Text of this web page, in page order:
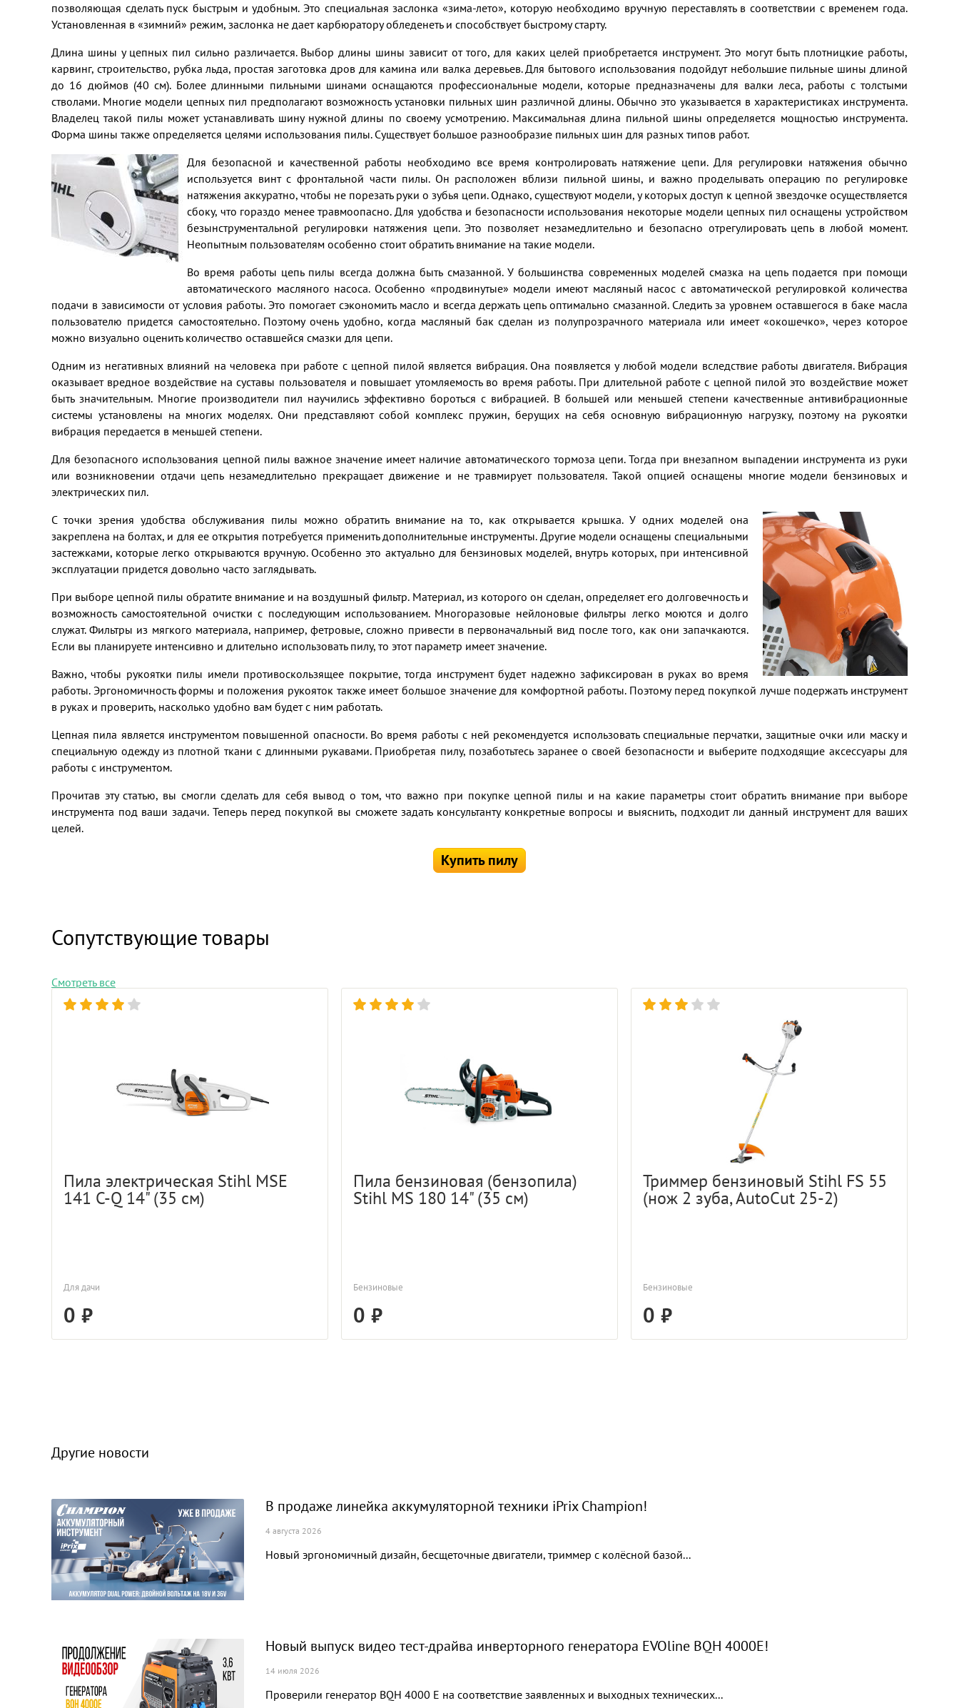
позволяющая сделать пуск быстрым и удобным. Это специальная заслонка «зима-лето», которую необходимо вручную переставлять в соответствии с временем года.
Установленная в «зимний» режим, заслонка не дает карбюратору обледенеть и способствует быстрому старту.
Длина шины у цепных пил сильно различается. Выбор длины шины зависит от того, для каких целей приобретается инструмент. Это могут быть плотницкие работы,
карвинг, строительство, рубка льда, простая заготовка дров для камина или валка деревьев. Для бытового использования подойдут небольшие пильные шины длиной
до 16 дюймов (40 см). Более длинными пильными шинами оснащаются профессиональные модели, которые предназначены для валки леса, работы с толстыми
стволами. Многие модели цепных пил предполагают возможность установки пильных шин различной длины. Обычно это указывается в характеристиках инструмента.
Владелец такой пилы может устанавливать шину нужной длины по своему усмотрению. Максимальная длина пильной шины определяется мощностью инструмента.
Форма шины также определяется целями использования пилы. Существует большое разнообразие пильных шин для разных типов работ.
Для безопасной и качественной работы необходимо все время контролировать натяжение цепи. Для регулировки натяжения обычно
используется винт с фронтальной части пилы. Он расположен вблизи пильной шины, и важно проделывать операцию по регулировке
натяжения аккуратно, чтобы не порезать руки о зубья цепи. Однако, существуют модели, у которых доступ к цепной звездочке осуществляется
сбоку, что гораздо менее травмоопасно. Для удобства и безопасности использования некоторые модели цепных пил оснащены устройством
безынструментальной регулировки натяжения цепи. Это позволяет незамедлительно и безопасно отрегулировать цепь в любой момент.
Неопытным пользователям особенно стоит обратить внимание на такие модели.
Во время работы цепь пилы всегда должна быть смазанной. У большинства современных моделей смазка на цепь подается при помощи
автоматического масляного насоса. Особенно «продвинутые» модели имеют масляный насос с автоматической регулировкой количества
подачи в зависимости от условия работы. Это помогает сэкономить масло и всегда держать цепь оптимально смазанной. Следить за уровнем оставшегося в баке масла
пользователю придется самостоятельно. Поэтому очень удобно, когда масляный бак сделан из полупрозрачного материала или имеет «окошечко», через которое
можно визуально оценить количество оставшейся смазки для цепи.
Одним из негативных влияний на человека при работе с цепной пилой является вибрация. Она появляется у любой модели вследствие работы двигателя. Вибрация
оказывает вредное воздействие на суставы пользователя и повышает утомляемость во время работы. При длительной работе с цепной пилой это воздействие может
быть значительным. Многие производители пил научились эффективно бороться с вибрацией. В большей или меньшей степени качественные антивибрационные
системы установлены на многих моделях. Они представляют собой комплекс пружин, берущих на себя основную вибрационную нагрузку, поэтому на рукоятки
вибрация передается в меньшей степени.
Для безопасного использования цепной пилы важное значение имеет наличие автоматического тормоза цепи. Тогда при внезапном выпадении инструмента из руки
или возникновении отдачи цепь незамедлительно прекращает движение и не травмирует пользователя. Такой опцией оснащены многие модели бензиновых и
электрических пил.
С точки зрения удобства обслуживания пилы можно обратить внимание на то, как открывается крышка. У одних моделей она
закреплена на болтах, и для ее открытия потребуется применить дополнительные инструменты. Другие модели оснащены специальными
застежками, которые легко открываются вручную. Особенно это актуально для бензиновых моделей, внутрь которых, при интенсивной
эксплуатации придется довольно часто заглядывать.
При выборе цепной пилы обратите внимание и на воздушный фильтр. Материал, из которого он сделан, определяет его долговечность и
возможность самостоятельной очистки с последующим использованием. Многоразовые нейлоновые фильтры легко моются и долго
служат. Фильтры из мягкого материала, например, фетровые, сложно привести в первоначальный вид после того, как они запачкаются.
Если вы планируете интенсивно и длительно использовать пилу, то этот параметр имеет значение.
Важно, чтобы рукоятки пилы имели противоскользящее покрытие, тогда инструмент будет надежно зафиксирован в руках во время
работы. Эргономичность формы и положения рукояток также имеет большое значение для комфортной работы. Поэтому перед покупкой лучше подержать инструмент
в руках и проверить, насколько удобно вам будет с ним работать.
Цепная пила является инструментом повышенной опасности. Во время работы с ней рекомендуется использовать специальные перчатки, защитные очки или маску и
специальную одежду из плотной ткани с длинными рукавами. Приобретая пилу, позаботьтесь заранее о своей безопасности и выберите подходящие аксессуары для
работы с инструментом.
Прочитав эту статью, вы смогли сделать для себя вывод о том, что важно при покупке цепной пилы и на какие параметры стоит обратить внимание при выборе
инструмента под ваши задачи. Теперь перед покупкой вы сможете задать консультанту конкретные вопросы и выяснить, подходит ли данный инструмент для ваших
целей.
Купить пилу
Сопутствующие товары
Смотреть все
Пила электрическая Stihl MSE
141 C-Q 14" (35 см)
Для дачи
0
Пила бензиновая (бензопила)
Stihl MS 180 14" (35 см)
Бензиновые
0
Триммер бензиновый Stihl FS 55
(нож 2 зуба, AutoCut 25-2)
Бензиновые
0
Другие новости
В продаже линейка аккумуляторной техники iPrix Champion!
4 августа 2026
Новый эргономичный дизайн, бесщеточные двигатели, триммер с колёсной базой...
Новый выпуск видео тест-драйва инверторного генератора EVOline BQH 4000E!
14 июля 2026
Проверили генератор BQH 4000 E на соответствие заявленных и выходных технических...